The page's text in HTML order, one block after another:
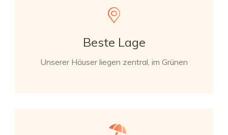
Beste Lage
Unserer Häuser liegen zentral, im Grünen